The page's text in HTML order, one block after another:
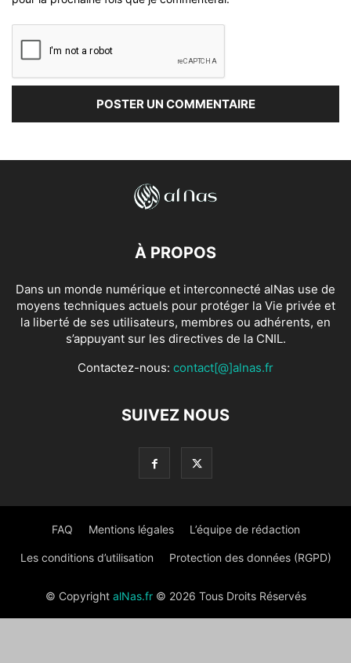
À PROPOS
Dans un monde numérique et interconnecté alNas use de
moyens techniques actuels pour protéger la Vie privée et
la liberté de ses utilisateurs, membres ou adhérents, en
s’appuyant sur les directives de la CNIL.
Contactez-nous: contact[@]alnas.fr
SUIVEZ NOUS
FAQ Mentions légales L’équipe de rédaction
Les conditions d’utilisation Protection des données (RGPD)
© Copyright alNas.fr© 2026 Tous Droits Réservés